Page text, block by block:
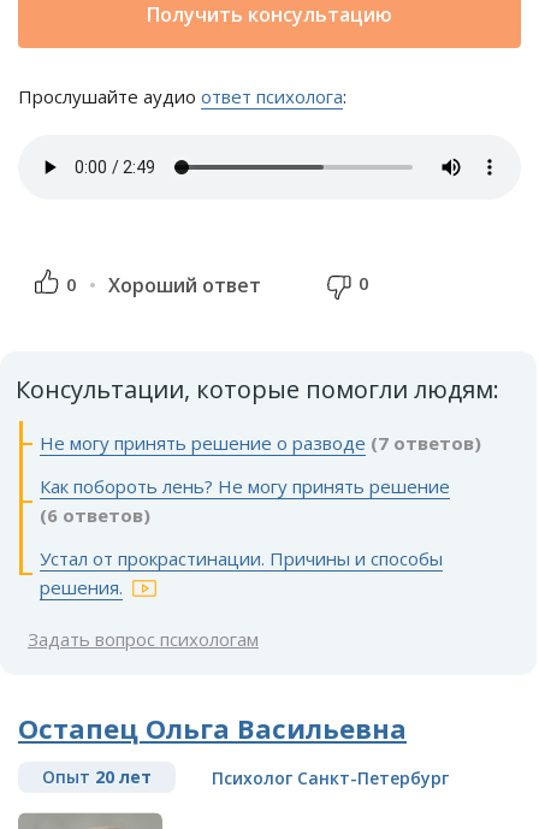
Получить консультацию
Прослушайте аудио ответ психолога:
0 Хороший ответ 0
Консультации, которые помогли людям:
Не могу принять решение о разводе (7 ответов)
Как побороть лень? Не могу принять решение
(6 ответов)
Устал от прокрастинации. Причины и способы
решения.
Задать вопрос психологам
Остапец Ольга Васильевна
Опыт 20 лет Психолог Санкт-Петербург